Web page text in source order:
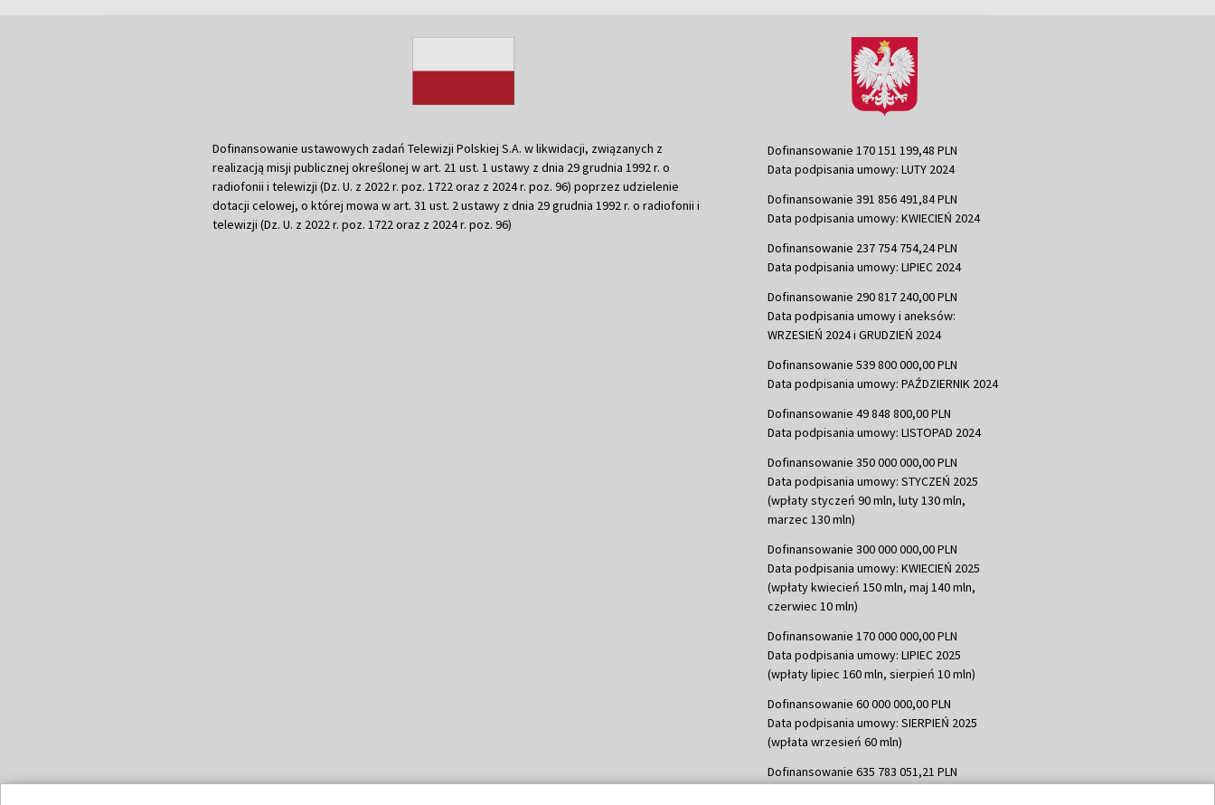
Dofinansowanie ustawowych zadań Telewizji Polskiej S.A. w likwidacji, związanych z
realizacją misji publicznej określonej w art. 21 ust. 1 ustawy z dnia 29 grudnia 1992 r. o
radiofonii i telewizji (Dz. U. z 2022 r. poz. 1722 oraz z 2024 r. poz. 96) poprzez udzielenie
dotacji celowej, o której mowa w art. 31 ust. 2 ustawy z dnia 29 grudnia 1992 r. o radiofonii i
telewizji (Dz. U. z 2022 r. poz. 1722 oraz z 2024 r. poz. 96)
Dofinansowanie 170 151 199,48 PLN
Data podpisania umowy: LUTY 2024
Dofinansowanie 391 856 491,84 PLN
Data podpisania umowy: KWIECIEŃ 2024
Dofinansowanie 237 754 754,24 PLN
Data podpisania umowy: LIPIEC 2024
Dofinansowanie 290 817 240,00 PLN
Data podpisania umowy i aneksów:
WRZESIEŃ 2024 i GRUDZIEŃ 2024
Dofinansowanie 539 800 000,00 PLN
Data podpisania umowy: PAŹDZIERNIK 2024
Dofinansowanie 49 848 800,00 PLN
Data podpisania umowy: LISTOPAD 2024
Dofinansowanie 350 000 000,00 PLN
Data podpisania umowy: STYCZEŃ 2025
(wpłaty styczeń 90 mln, luty 130 mln,
marzec 130 mln)
Dofinansowanie 300 000 000,00 PLN
Data podpisania umowy: KWIECIEŃ 2025
(wpłaty kwiecień 150 mln, maj 140 mln,
czerwiec 10 mln)
Dofinansowanie 170 000 000,00 PLN
Data podpisania umowy: LIPIEC 2025
(wpłaty lipiec 160 mln, sierpień 10 mln)
Dofinansowanie 60 000 000,00 PLN
Data podpisania umowy: SIERPIEŃ 2025
(wpłata wrzesień 60 mln)
Dofinansowanie 635 783 051,21 PLN